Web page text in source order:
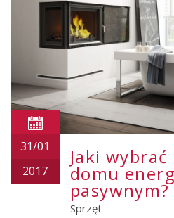
31/01
2017
Jaki
domu
pasywnym?
Sprzęt